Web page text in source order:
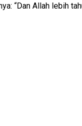
“Dan Allah lebih